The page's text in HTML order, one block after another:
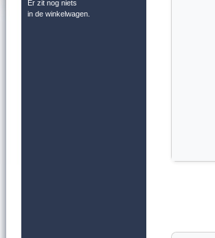
Er zit nog niets
in de winkelwagen.